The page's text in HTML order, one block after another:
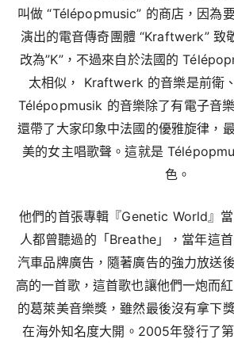
叫做 “Télépopmusic” 的商店，因為
演出的電音傳奇團體 “Kraftwerk” 致
改為”K”，不過來自於法國的
太相似， Kraftwerk 的音樂是前衛
Télépopmusik 的音樂除了有電子音
還帶了大家印象中法國的優雅旋律，
美的女主唱歌聲。這就是
色。
他們的首張專輯『Genetic World』
人都曾聽過的「Breathe」，當年這
汽車品牌廣告，隨著廣告的強力放送
高的一首歌，這首歌也讓他們一炮而
的葛萊美音樂獎，雖然最後沒有拿下
在海外知名度大開。2005年發行了